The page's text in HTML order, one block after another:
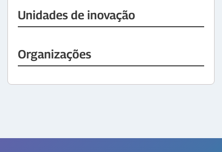
Unidades de inovação
Organizações